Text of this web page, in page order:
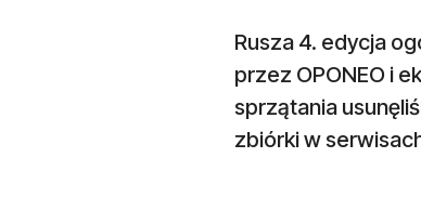
Rusza 4. edycja
przez OPONEO i
sprzątania
zbiórki w